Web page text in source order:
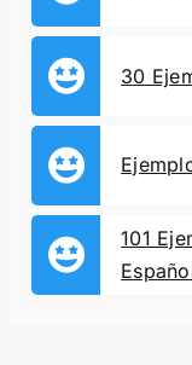
30
101